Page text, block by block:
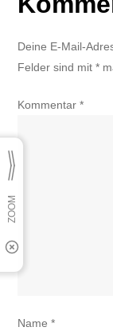
Deine E-Mail-
Felder sind mit*
Kommentar*
Name*